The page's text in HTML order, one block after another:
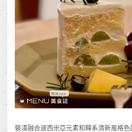
裝潢融合波西米亞元素和韓系清新風格